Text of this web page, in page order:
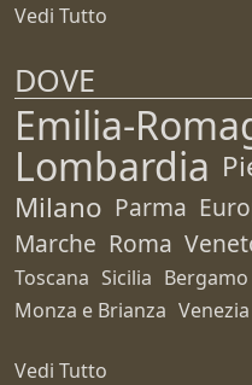
Vedi Tutto
DOVE
Emilia-
Lombardia
Milano Parma
Marche Roma
Toscana Sicilia Bergamo
Monza e Brianza Venezia
Vedi Tutto